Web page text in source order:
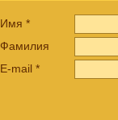
Имя *
Фамилия
E-mail *